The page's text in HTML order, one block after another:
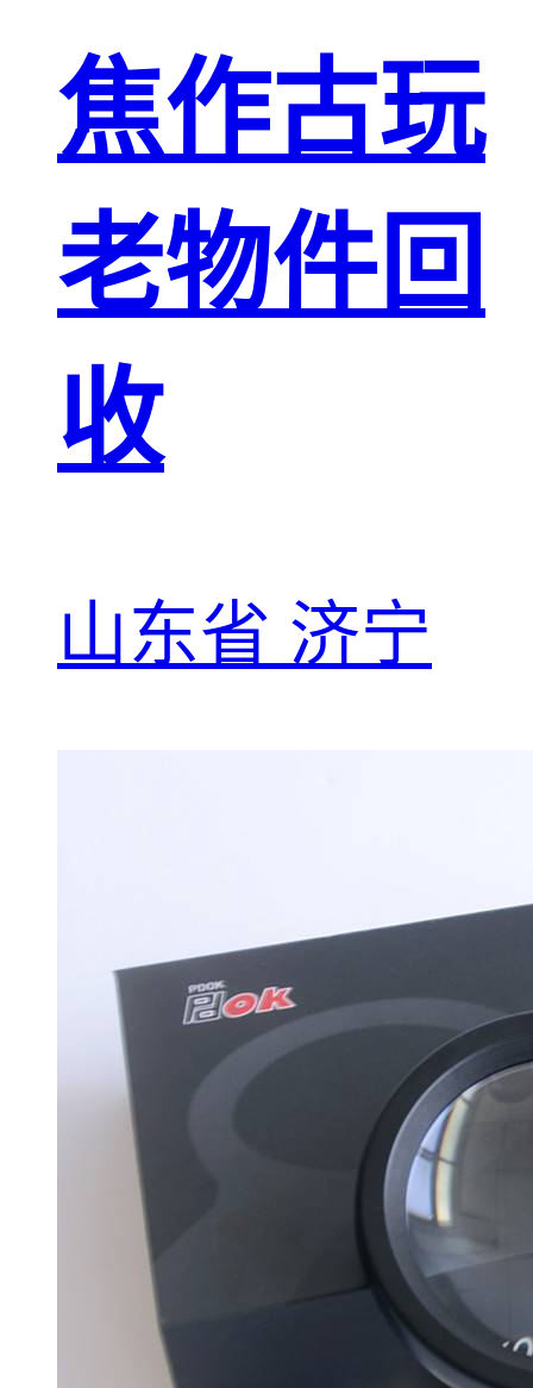
焦作古玩
老物件回
收
山东省 济宁